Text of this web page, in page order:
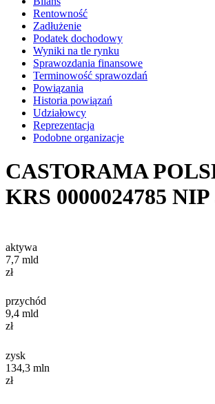
Rentowność
Zadłużenie
Podatek dochodowy
Wyniki na tle rynku
Sprawozdania finansowe
Terminowość sprawozdań
Powiązania
Historia powiązań
Udziałowcy
Reprezentacja
Podobne organizacje
CASTORAMA
KRS 0000024785 NIP
aktywa
7,7 mld
zł
przychód
9,4 mld
zł
zysk
134,3 mln
zł